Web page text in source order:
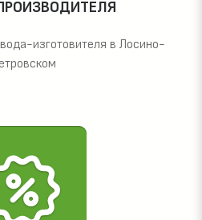
изготовителя в Лосино-